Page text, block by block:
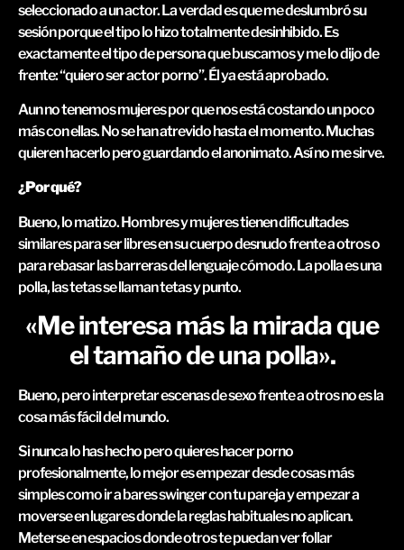
seleccionado a un actor. La verdad es que me deslumbró su
sesión porque el tipo lo hizo totalmente desinhibido. Es
exactamente el tipo de persona que buscamos y me lo dijo de
frente: “quiero ser actor porno”. Él ya está aprobado.
Aun no tenemos mujeres por que nos está costando un poco
más con ellas. No se han atrevido hasta el momento. Muchas
quieren hacerlo pero guardando el anonimato. Así no me sirve.
¿Por qué?
Bueno, lo matizo. Hombres y mujeres tienen dificultades
similares para ser libres en su cuerpo desnudo frente a otros o
para rebasar las barreras del lenguaje cómodo. La polla es una
polla, las tetas se llaman tetas y punto.
«Me interesa más la mirada que
el tamaño de una polla».
Bueno, pero interpretar escenas de sexo frente a otros no es la
cosa más fácil del mundo.
Si nunca lo has hecho pero quieres hacer porno
profesionalmente, lo mejor es empezar desde cosas más
simples como ir a bares swinger con tu pareja y empezar a
moverse en lugares donde la reglas habituales no aplican.
Meterse en espacios donde otros te puedan ver follar